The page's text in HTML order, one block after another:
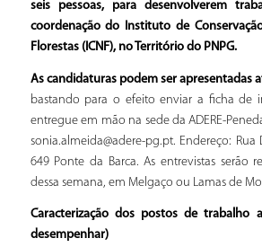
seis pessoas, para desenvolverem
coordenação do Instituto de
Florestas (ICNF), no Território do PNPG.
As candidaturas podem ser apresentadas
bastando para o efeito enviar a ficha de
entregue em mão na sede da ADERE-
sonia.almeida@adere-pg.pt. Endereço: Rua
649 Ponte da Barca. As entrevistas serão
dessa semana, em Melgaço ou Lamas de
Caracterização dos postos de trabalho
desempenhar)